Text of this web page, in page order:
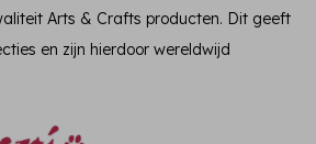
Arts & Crafts producten. Dit geeft
en zijn hierdoor wereldwijd